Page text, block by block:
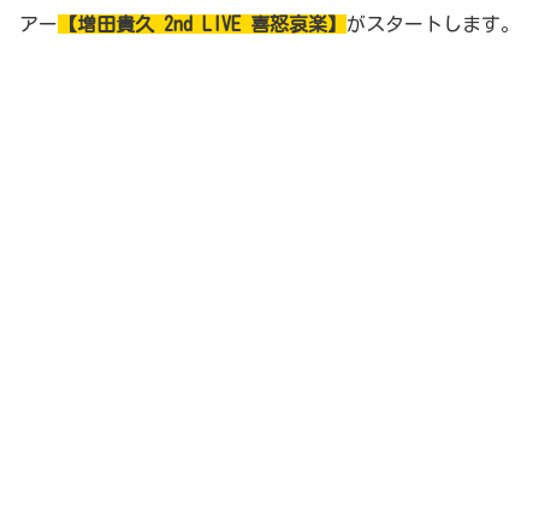
アー 【増田貴久 2nd LIVE 喜怒哀楽】 がスタートします。